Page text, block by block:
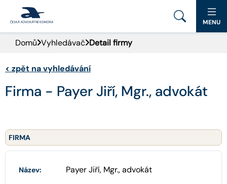
PORTÁL ČAK
DOMŮ
AKTUALITY
PRO VEŘEJNOST
ADVOKÁTNÍ DENÍK
MENU
Domů Vyhledávač Detail firmy
< zpět na vyhledávání
Firma - Payer Jiří, Mgr., advokát
FIRMA
Název: Payer Jiří, Mgr., advokát